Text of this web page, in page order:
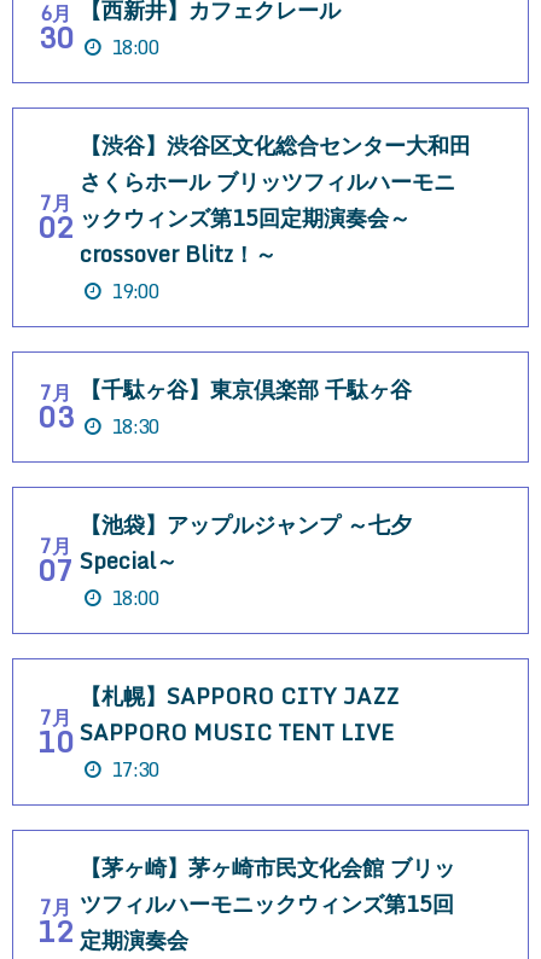
6月
30
【西新井】カフェクレール
18:00
7月
02
【渋谷】渋谷区文化総合センター大和田
さくらホール ブリッツフィルハーモニ
ックウィンズ第15回定期演奏会～
crossover Blitz！～
19:00
7月
03
【千駄ヶ谷】東京倶楽部 千駄ヶ谷
18:30
7月
07
【池袋】アップルジャンプ ～七夕
Special～
18:00
7月
10
【札幌】SAPPORO CITY JAZZ
SAPPORO MUSIC TENT LIVE
17:30
7月
12
【茅ヶ崎】茅ヶ崎市民文化会館 ブリッ
ツフィルハーモニックウィンズ第15回
定期演奏会